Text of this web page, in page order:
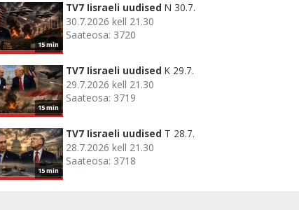
15 min
TV7 Iisraeli uudised N 30.7.
30.7.2026 kell 21.30
Saateosa: 3720
15 min
TV7 Iisraeli uudised K 29.7.
29.7.2026 kell 21.30
Saateosa: 3719
15 min
TV7 Iisraeli uudised T 28.7.
28.7.2026 kell 21.30
Saateosa: 3718